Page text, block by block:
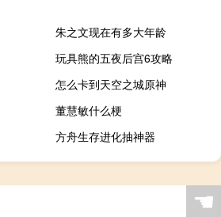
朱之文现在有多大年龄
玩具熊的五夜后宫6攻略
怎么卡到天空之城原神
董慧敏什么梗
方舟生存进化抽神器
☚